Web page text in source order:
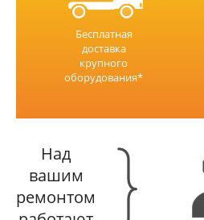
Бесплатная
доставка
крупного
оборудования*
Над
вашим
ремонтом